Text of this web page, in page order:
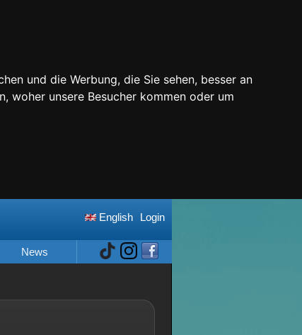
und die Werbung, die Sie sehen, besser an
woher unsere Besucher kommen oder um
Login
English
News